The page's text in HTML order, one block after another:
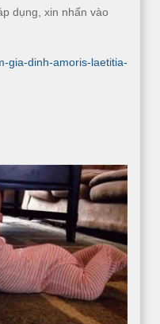
dụng, xin nhấn vào
gia-dinh-amoris-laetitia-